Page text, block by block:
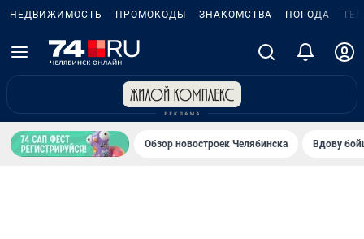
НЕДВИЖИМОСТЬ ПРОМОКОДЫ ЗНАКОМСТВА ПОГОДА
Обзор новостроек Челябинска Вдову